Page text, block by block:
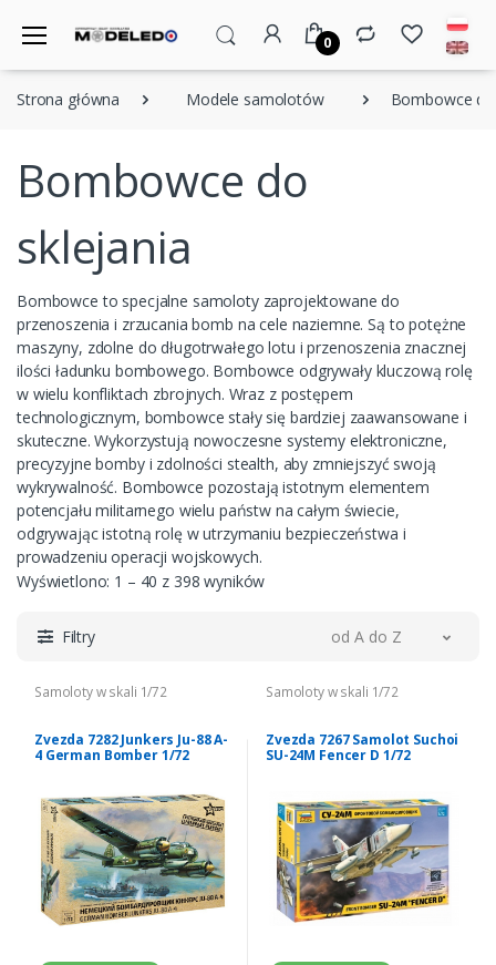
0
Strona główna Modele samolotów Bombowce
Bombowce do
sklejania
Bombowce to specjalne samoloty zaprojektowane do
przenoszenia i zrzucania bomb na cele naziemne. Są to potężne
maszyny, zdolne do długotrwałego lotu i przenoszenia znacznej
ilości ładunku bombowego. Bombowce odgrywały kluczową rolę
w wielu konfliktach zbrojnych. Wraz z postępem
technologicznym, bombowce stały się bardziej zaawansowane i
skuteczne. Wykorzystują nowoczesne systemy elektroniczne,
precyzyjne bomby i zdolności stealth, aby zmniejszyć swoją
wykrywalność. Bombowce pozostają istotnym elementem
potencjału militarnego wielu państw na całym świecie,
odgrywając istotną rolę w utrzymaniu bezpieczeństwa i
prowadzeniu operacji wojskowych.
Wyświetlono: 1 – 40 z 398 wyników
Filtry od A do Z
Samoloty w skali 1/72
Zvezda 7282 Junkers Ju-88 A-
4 German Bomber 1/72
Samoloty w skali 1/72
Zvezda 7267 Samolot Suchoi
SU-24M Fencer D 1/72